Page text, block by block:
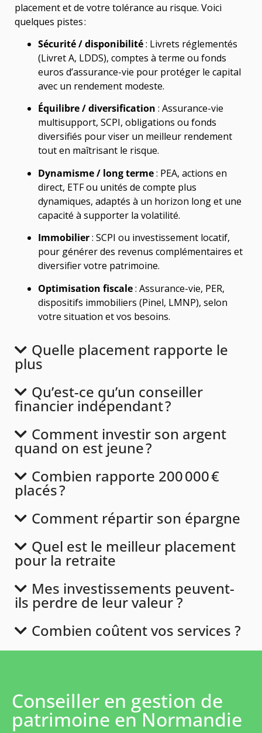
placement et de votre tolérance au risque. Voici
quelques pistes :
Sécurité / disponibilité: Livrets réglementés
(Livret A, LDDS), comptes à terme ou fonds
euros d’assurance-vie pour protéger le capital
avec un rendement modeste.
Équilibre / diversification : Assurance-vie
multisupport, SCPI, obligations ou fonds
diversifiés pour viser un meilleur rendement
tout en maîtrisant le risque.
Dynamisme / long terme: PEA, actions en
direct, ETF ou unités de compte plus
dynamiques, adaptés à un horizon long et une
capacité à supporter la volatilité.
Immobilier: SCPI ou investissement locatif,
pour générer des revenus complémentaires et
diversifier votre patrimoine.
Optimisation fiscale: Assurance-vie, PER,
dispositifs immobiliers (Pinel, LMNP), selon
votre situation et vos besoins.
Quelle placement rapporte le
plus
Qu’est-ce qu’un conseiller
financier indépendant ?
Comment investir son argent
quand on est jeune ?
Combien rapporte 200 000 €
placés ?
Comment répartir son épargne
Quel est le meilleur placement
pour la retraite
Mes investissements peuvent-
ils perdre de leur valeur ?
Combien coûtent vos services ?
Conseiller en gestion de
patrimoine en Normandie